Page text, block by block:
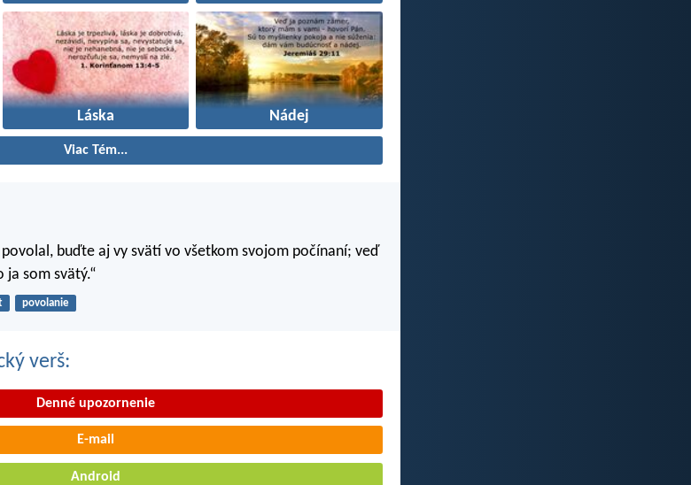
Láska Nádej
Viac Tém...
buďte aj vy svätí vo všetkom svojom počínaní; veď
ja som svätý.“
povolanie
verš:
Denné upozornenie
E-mail
Android